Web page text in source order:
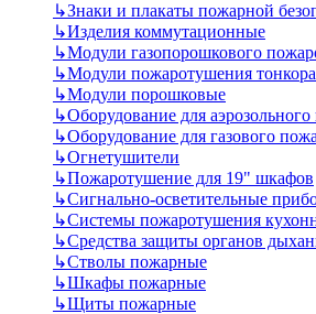
↳Знаки и плакаты пожарной
↳Изделия коммутационные
↳Модули газопорошкового
↳Модули пожаротушения
↳Модули порошковые
↳Оборудование для
↳Оборудование для газового
↳Огнетушители
↳Пожаротушение для 19" шкафов
↳Сигнально-осветительные
↳Системы пожаротушения
↳Средства защиты органов
↳Стволы пожарные
↳Шкафы пожарные
↳Щиты пожарные